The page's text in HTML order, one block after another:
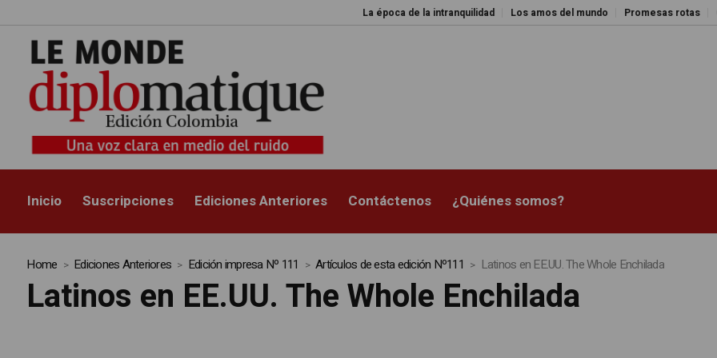
La época de la intranquilidad Los amos del mundo Promesas rotas Caja de
Inicio Suscripciones Ediciones Anteriores Contáctenos ¿Quiénes somos?
Home Ediciones Anteriores Edición impresa Nº 111 Artículos de esta edición Nº111 Latinos en EE.UU. The Whole Enchilada
Latinos en EE.UU. The Whole Enchilada